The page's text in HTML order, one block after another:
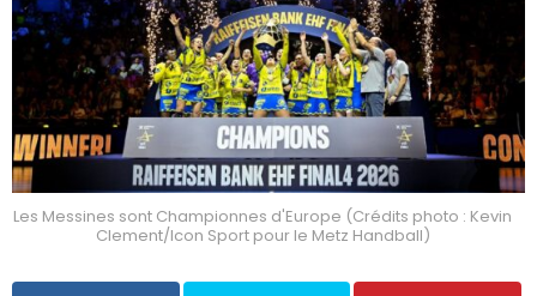
Les Messines sont Championnes d'Europe (Crédits photo : Kevin
Clement/Icon Sport pour le Metz Handball)